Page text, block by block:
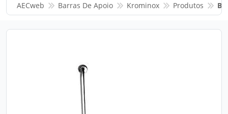
AECweb Barras De Apoio Krominox Produtos